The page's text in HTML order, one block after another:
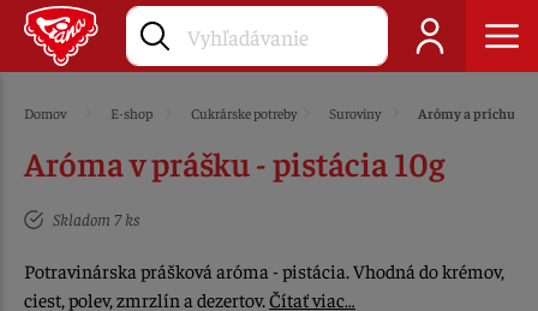
Domov E-shop Cukrárske potreby Suroviny Arómy a príchute
Aróma v prášku - pistácia 10g
Skladom 7 ks
Potravinárska prášková aróma - pistácia. Vhodná do krémov,
ciest, polev, zmrzlín a dezertov.Čítať viac…